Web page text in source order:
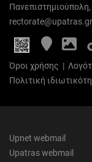
rectorate@upatras.gr
Maps
Όροι χρήσης |
Πολιτική
Upnet webmail
Upatras webmail